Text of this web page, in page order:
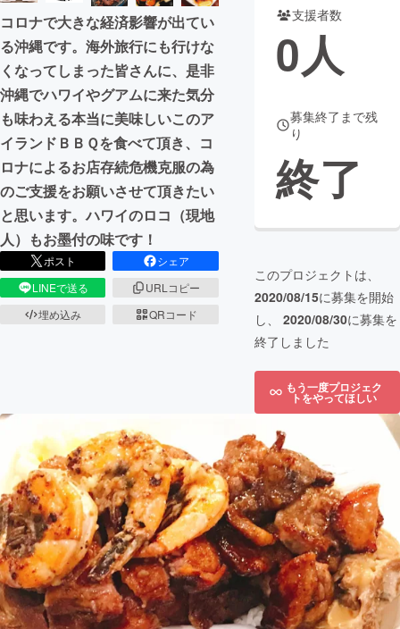
CAMPFIRE for Social Good
CAMPFIRE Creation
CAMPFIREふるさと納税 machi-ya コミュニティ
コロナで大きな経済影響が出てい
る沖縄です。海外旅行にも行けな
くなってしまった皆さんに、是非
沖縄でハワイやグアムに来た気分
も味わえる本当に美味しいこのア
イランドＢＢＱを食べて頂き、コ
ロナによるお店存続危機克服の為
のご支援をお願いさせて頂きたい
と思います。ハワイのロコ（現地
人）もお墨付の味です！
ポスト
シェア
LINEで送る
URLコピー
埋め込み
QRコード
支援者数
0人
募集終了まで残
り
終了
このプロジェクトは、
2020/08/15に募集を開始
し、 2020/08/30に募集を
終了しました
もう一度プロジェク
トをやってほしい